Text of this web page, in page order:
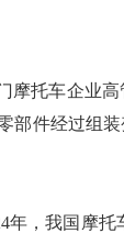
托车企业高
部件经过组
，我国摩托